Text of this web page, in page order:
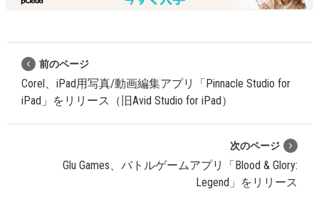
前のページ
Corel、iPad用写真/動画編集アプリ「Pinnacle Studio for
iPad」をリリース（旧Avid Studio for iPad）
次のページ
Glu Games、バトルゲームアプリ「Blood & Glory:
Legend」をリリース